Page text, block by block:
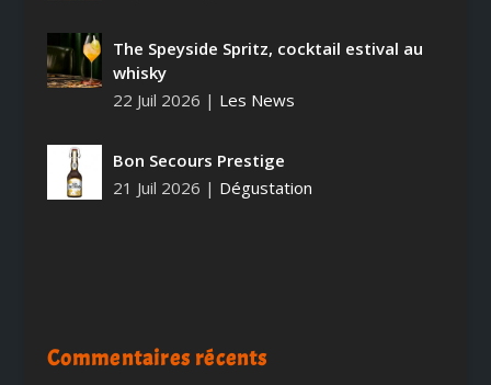
The Speyside Spritz, cocktail estival au
whisky
22 Juil 2026 | Les News
Bon Secours Prestige
21 Juil 2026 | Dégustation
Commentaires récents